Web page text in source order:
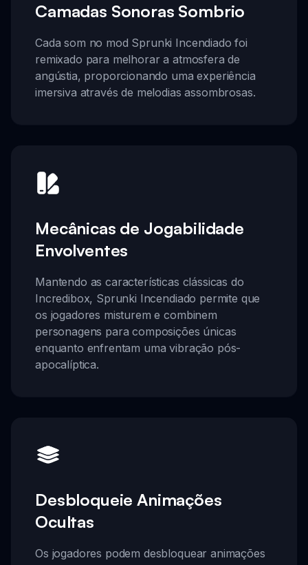
Camadas Sonoras Sombrio
Cada som no mod Sprunki Incendiado foi
remixado para melhorar a atmosfera de
angústia, proporcionando uma experiência
imersiva através de melodias assombrosas.
Mecânicas de Jogabilidade
Envolventes
Mantendo as características clássicas do
Incredibox, Sprunki Incendiado permite que
os jogadores misturem e combinem
personagens para composições únicas
enquanto enfrentam uma vibração pós-
apocalíptica.
Desbloqueie Animações
Ocultas
Os jogadores podem desbloquear animações